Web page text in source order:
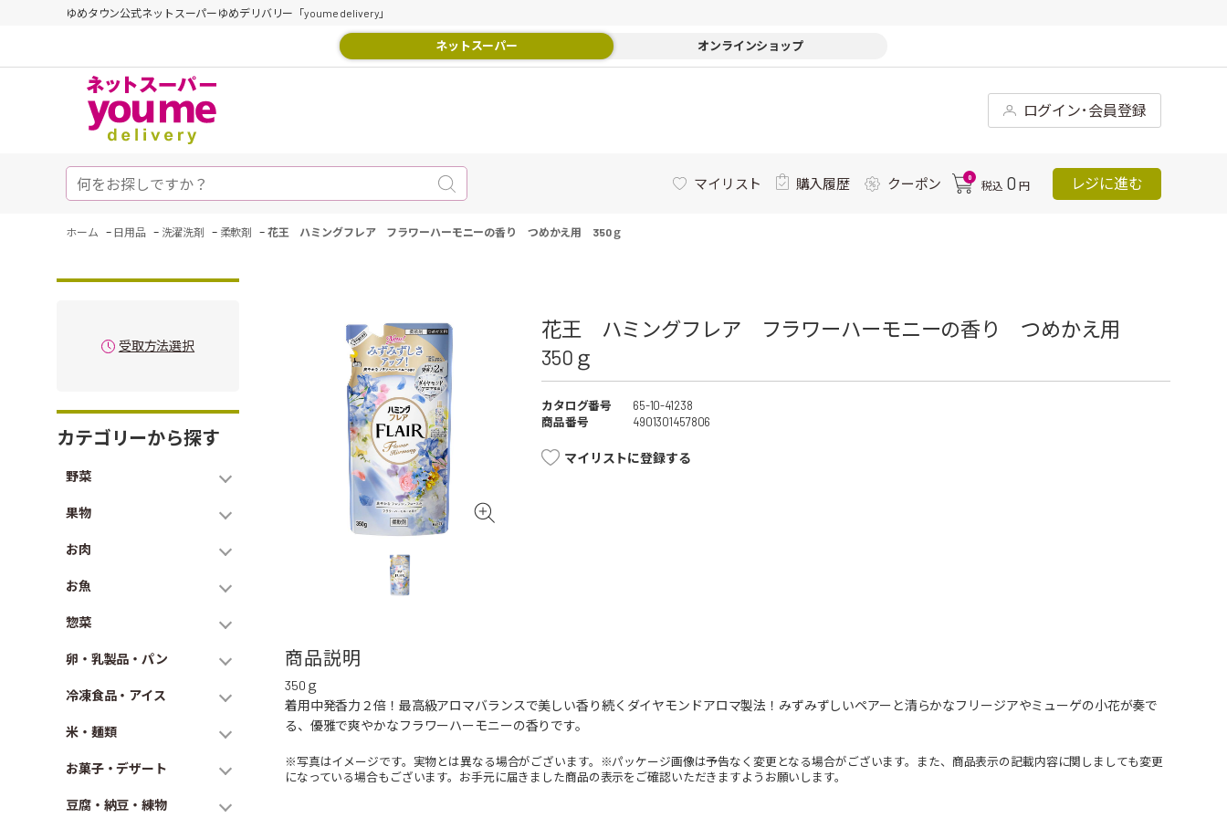
ゆめタウン公式ネットスーパーゆめデリバリー「youme delivery」
ネットスーパー オンラインショップ
ログイン･会員登録
マイリスト 購入履歴 クーポン 0
税込 0 円 レジに進む
ホーム - 日用品 - 洗濯洗剤 - 柔軟剤 - 花王 ハミングフレア フラワーハーモニーの香り つめかえ用 350ｇ
受取方法選択
カテゴリーから探す
野菜
果物
お肉
お魚
惣菜
卵・乳製品・パン
冷凍食品・アイス
米・麺類
お菓子・デザート
豆腐・納豆・練物
花王 ハミングフレア フラワーハーモニーの香り つめかえ用
350ｇ
カタログ番号
65-10-41238
商品番号
4901301457806
マイリストに登録する
商品説明
350ｇ
着用中発香力２倍！最高級アロマバランスで美しい香り続くダイヤモンドアロマ製法！みずみずしいペアーと清らかなフリージアやミューゲの小花が奏で
る、優雅で爽やかなフラワーハーモニーの香りです。
※写真はイメージです。実物とは異なる場合がございます。※パッケージ画像は予告なく変更となる場合がございます。また、商品表示の記載内容に関しましても変更
になっている場合もございます。お手元に届きました商品の表示をご確認いただきますようお願いします。